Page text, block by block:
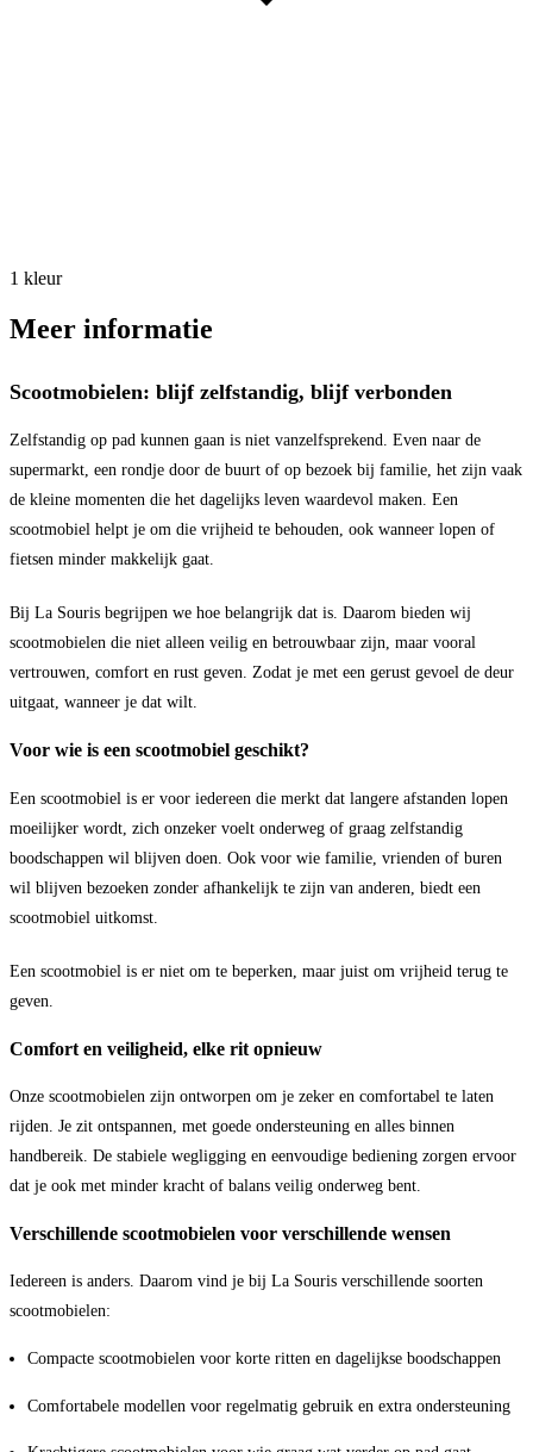
1 kleur
Meer informatie
Scootmobielen: blijf zelfstandig, blijf verbonden
Zelfstandig op pad kunnen gaan is niet vanzelfsprekend. Even naar de
supermarkt, een rondje door de buurt of op bezoek bij familie, het zijn vaak
de kleine momenten die het dagelijks leven waardevol maken. Een
scootmobiel helpt je om die vrijheid te behouden, ook wanneer lopen of
fietsen minder makkelijk gaat.
Bij La Souris begrijpen we hoe belangrijk dat is. Daarom bieden wij
scootmobielen die niet alleen veilig en betrouwbaar zijn, maar vooral
vertrouwen, comfort en rust geven. Zodat je met een gerust gevoel de deur
uitgaat, wanneer je dat wilt.
Voor wie is een scootmobiel geschikt?
Een scootmobiel is er voor iedereen die merkt dat langere afstanden lopen
moeilijker wordt, zich onzeker voelt onderweg of graag zelfstandig
boodschappen wil blijven doen. Ook voor wie familie, vrienden of buren
wil blijven bezoeken zonder afhankelijk te zijn van anderen, biedt een
scootmobiel uitkomst.
Een scootmobiel is er niet om te beperken, maar juist om vrijheid terug te
geven.
Comfort en veiligheid, elke rit opnieuw
Onze scootmobielen zijn ontworpen om je zeker en comfortabel te laten
rijden. Je zit ontspannen, met goede ondersteuning en alles binnen
handbereik. De stabiele wegligging en eenvoudige bediening zorgen ervoor
dat je ook met minder kracht of balans veilig onderweg bent.
Verschillende scootmobielen voor verschillende wensen
Iedereen is anders. Daarom vind je bij La Souris verschillende soorten
scootmobielen:
Compacte scootmobielen voor korte ritten en dagelijkse boodschappen
Comfortabele modellen voor regelmatig gebruik en extra ondersteuning